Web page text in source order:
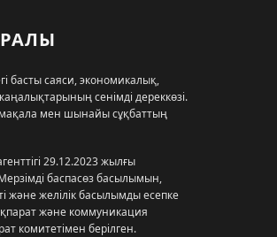
басты саяси, экономикалық,
сенімді дереккөзі.
мақала мен шынайы сұқбаттың
29.12.2023 жылғы
баспасөз басылымын,
және желілік басылымды есепке
және коммуникация
комитетімен берілген.